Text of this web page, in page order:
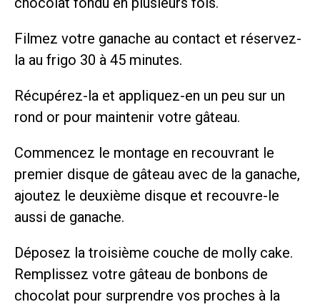
Filmez votre ganache au contact et réservez-
la au frigo 30 à 45 minutes.
Récupérez-la et appliquez-en un peu sur un
rond or pour maintenir votre gâteau.
Commencez le montage en recouvrant le
premier disque de gâteau avec de la ganache,
ajoutez le deuxième disque et recouvre-le
aussi de ganache.
Déposez la troisième couche de molly cake.
Remplissez votre gâteau de bonbons de
chocolat pour surprendre vos proches à la